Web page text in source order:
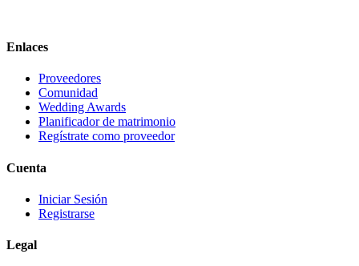
Enlaces
Proveedores
Comunidad
Wedding Awards
Planificador de matrimonio
Regístrate como proveedor
Cuenta
Iniciar Sesión
Registrarse
Legal